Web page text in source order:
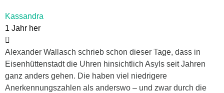
Kassandra
1 Jahr her
Alexander Wallasch schrieb schon dieser Tage, dass in
Eisenhüttenstadt die Uhren hinsichtlich Asyls seit Jahren
ganz anders gehen. Die haben viel niedrigere
Anerkennungszahlen als anderswo – und zwar durch die